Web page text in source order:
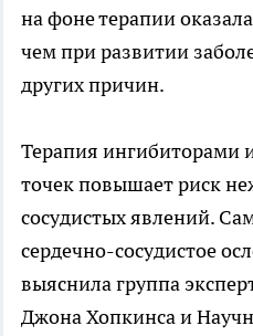
на фонетерапии
чем при развитии
других причин.
Терапия
точек повышает риск
сосудистых явлений.
сердечно-сосудистое
выяснила группа
Джона Хопкинса и